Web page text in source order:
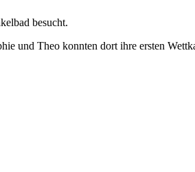
besucht.
und Theo konnten dort ihre ersten